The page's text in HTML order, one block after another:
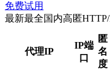
免费试用
最新最全国内高匿
代理IP
IP端
口
匿
名
度